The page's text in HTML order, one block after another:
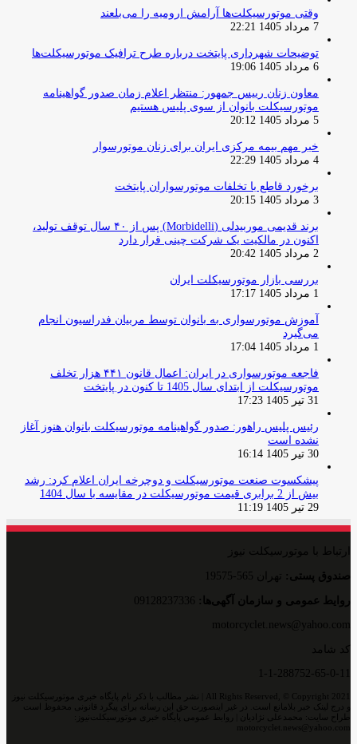
وقتی موتورسیکلت‌ها آرامش ارومیه را می‌بلعند
7 مرداد 1405 22:21
توضیحات شهرداری پایتخت درباره طرح ترافیک موتورسیکلت‌ها
6 مرداد 1405 19:06
معاون زنان رییس جمهور: منتظر اعلام زمان صدور گواهینامه
موتورسیکلت بانوان از سوی پلیس هستیم
5 مرداد 1405 20:12
خبر مهم بیمه مرکزی ایران برای زنان موتورسوار
4 مرداد 1405 22:29
برخورد قاطع با تخلفات موتورسواران پایتخت
3 مرداد 1405 20:15
برند قدیمی موربیدلی (Morbidelli) پس از ۴۰ سال توقف تولید،
اکنون در مالکیت یک شرکت چینی قرار دارد
2 مرداد 1405 20:42
بررسی بازار موتورسیکلت ایران
1 مرداد 1405 17:17
آموزش موتورسواری به بانوان توسط مربیان فدراسیون انجام
می‌گیرد
1 مرداد 1405 17:04
فاجعه موتورسواری در ایران: اعمال قانون ۴۴۱ هزار تخلف
موتورسیکلت از ابتدای سال 1405 تا کنون در پایتخت
31 تیر 1405 17:23
رئیس پلیس راهور: صدور گواهینامه موتورسیکلت بانوان هنوز آغاز
نشده است
30 تیر 1405 16:14
پیشکسوت صنعت موتورسیکلت و دوچرخه ایران اعلام کرد: رشد
بیش از 2 برابری قیمت موتورسیکلت در مقایسه با سال 1404
29 تیر 1405 11:19
ارتباط با موتورسیکلت نیوز
صندوق پستی: تهران 565-19575
روایط عمومی و سازمان آگهی‌ها:
motorcyclet.news@yahoo.com
کد شامد
1-1-288752-65-0-11
All Rights Reserved, © Copyright 2021 | نشر مطالب با ذکر نام پایگاه خبری موتورسیکلت نیوز
و درج لینک خبر بلامانع است. در غیر اینصورت حق این رسانه برای پیگرد قانونی محفوظ است
طراح سایت: محمدعلی نژادیان | روابط عمومی پایگاه خبری موتورسیکلت‌نیوز:
motorcyclet.news@yahoo.com